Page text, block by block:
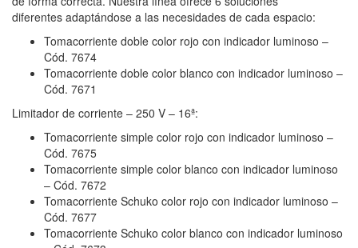
diferentes adaptándose a las necesidades de cada espacio:
Tomacorriente doble color rojo con indicador luminoso –
Cód. 7674
Tomacorriente doble color blanco con indicador luminoso –
Cód. 7671
Limitador de corriente – 250 V – 16ª:
Tomacorriente simple color rojo con indicador luminoso –
Cód. 7675
Tomacorriente simple color blanco con indicador luminoso
– Cód. 7672
Tomacorriente Schuko color rojo con indicador luminoso –
Cód. 7677
Tomacorriente Schuko color blanco con indicador luminoso